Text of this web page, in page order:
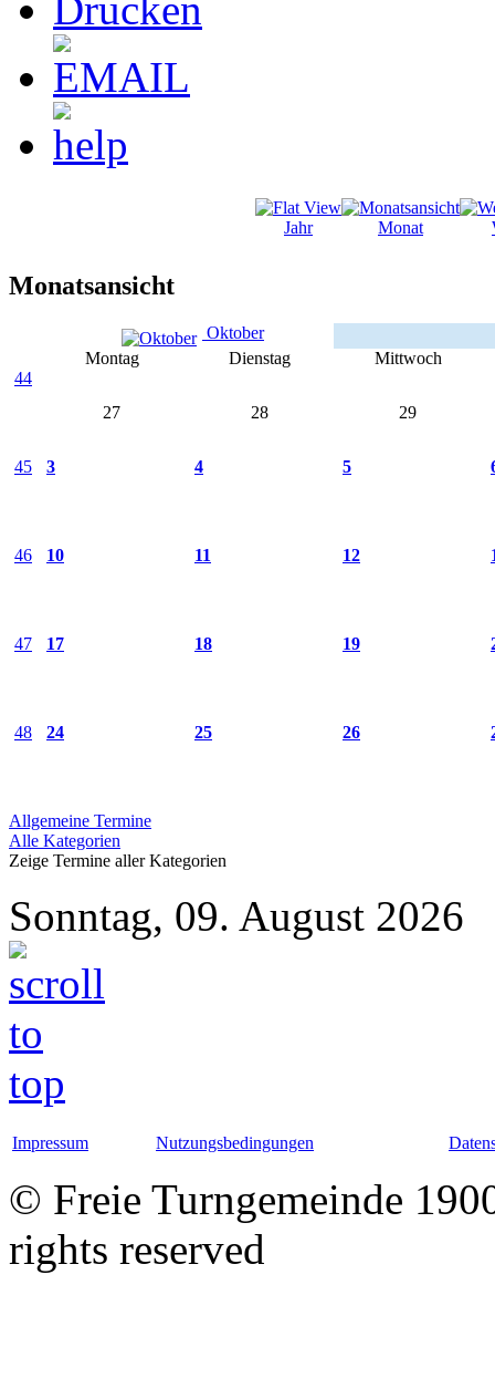
Jahr Monat
Monatsansicht
Oktober
Montag
Dienstag
Mittwoch
44
27
28 29
45 3 4 5
46 10 11 12
47 17 18 19
48 24 25 26
Allgemeine Termine
Alle Kategorien
Zeige Termine aller Kategorien
Sonntag, 09. August 2026
Impressum Nutzungsbedingungen
© Freie Turngemeinde
rights reserved